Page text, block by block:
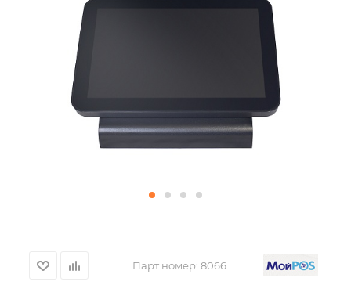
Парт номер: 8066